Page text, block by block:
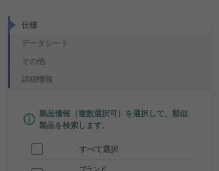
仕様
データシート
その他
詳細情報
製品情報（複数選択可）を選択して、類似
製品を検索します。
すべて選択
ブランド